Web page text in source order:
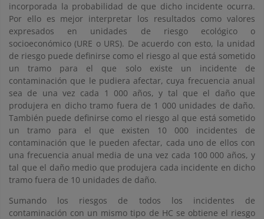
incorporada la probabilidad de que dicho incidente ocurra.
Por ello es mejor interpretar los resultados como valores
expresados en unidades de riesgo ecológico o
socioeconómico (URE o URS). De acuerdo con esto, la unidad
de riesgo puede definirse como el riesgo al que está sometido
un tramo para el que solo existe un incidente de
contaminación que le pudiera afectar, cuya frecuencia anual
sea de una vez cada 1 000 años, y tal que el daño que
produjera en dicho tramo fuera de 1 000 unidades de daño.
También puede definirse como el riesgo al que está sometido
un tramo para el que existen 10 000 incidentes de
contaminación que le pueden afectar, cada uno de ellos con
una frecuencia anual media de una vez cada 100 000 años, y
tal que el daño medio que produjera cada incidente en dicho
tramo fuera de 10 unidades de daño.
Sumando los riesgos de todos los incidentes de
contaminación con un mismo tipo de HC se obtiene el riesgo